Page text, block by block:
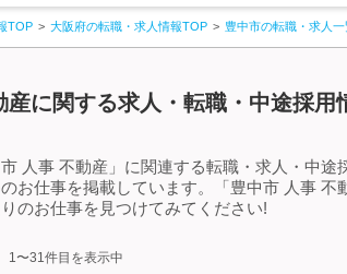
TOP 大阪府の転職・求人情報TOP 豊中市の転職・求人一
産に関する求人・転職・中途採用
人事 不動産」に関連する転職・求人・中
お仕事を掲載しています。「豊中市 人事
のお仕事を見つけてみてください!
1〜31件目を表示中